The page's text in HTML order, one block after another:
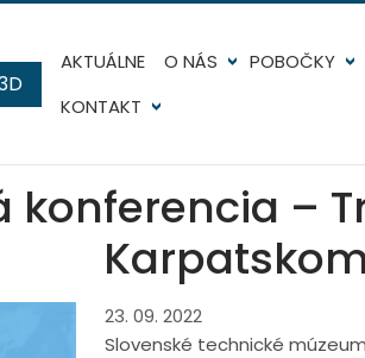
AKTUÁLNE O NÁS POBOČKY
KONTAKT
konferencia –
23. 09. 2022
Slovenské technické